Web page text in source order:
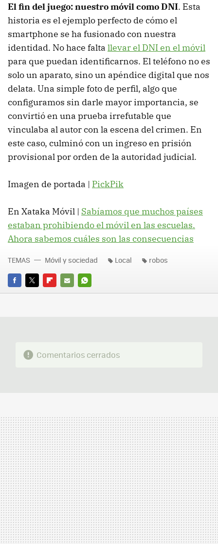
El fin del juego: nuestro móvil como DNI. Esta
historia es el ejemplo perfecto de cómo el
smartphone se ha fusionado con nuestra
identidad. No hace falta llevar el DNI en el móvil
para que puedan identificarnos. El teléfono no es
solo un aparato, sino un apéndice digital que nos
delata. Una simple foto de perfil, algo que
configuramos sin darle mayor importancia, se
convirtió en una prueba irrefutable que
vinculaba al autor con la escena del crimen. En
este caso, culminó con un ingreso en prisión
provisional por orden de la autoridad judicial.
Imagen de portada | PickPik
En Xataka Móvil | Sabíamos que muchos países
estaban prohibiendo el móvil en las escuelas.
Ahora sabemos cuáles son las consecuencias
FACEBOOK
TWITTERFLIPBOARD
E-
WHATSAPP
TEMAS Móvil y sociedad Local robos
Comentarios cerrados